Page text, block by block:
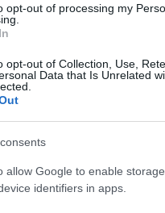
opt-out of processing my
opt-out of Collection, Use,
Data that Is Unrelated
allow Google to enable
identifiers in apps.
hitre servise koles,
popravila.Če s seboj
koristne nasvete za
del dneva. S kolesom
,« poudarjajo